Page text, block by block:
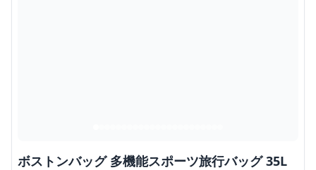
ボストンバッグ 多機能スポーツ旅行バッグ 35L